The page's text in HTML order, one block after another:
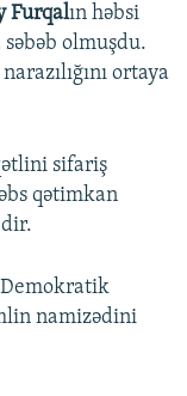
Furqalın həbsi
olmuşdu.
ortaya
sifariş
qətimkan
namizədini